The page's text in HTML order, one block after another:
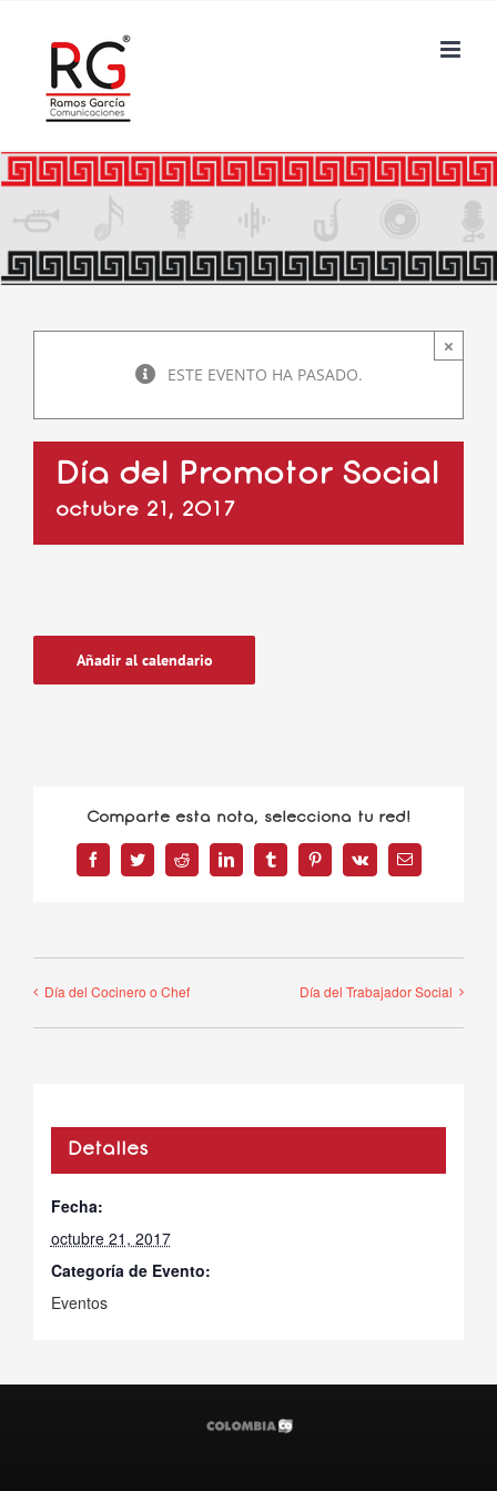
contenido
ESTE EVENTO HA PASADO.
×
Día del Promotor Social
octubre 21, 2017
Añadir al calendario
Comparte esta nota, selecciona tu red!
FacebookTwitterReddit LinkedInTumblrPinterest
Vk
Correo
electrónico
Día del Cocinero o Chef Día del Trabajador Social
Detalles
Fecha:
octubre 21, 2017
Categoría de Evento:
Eventos